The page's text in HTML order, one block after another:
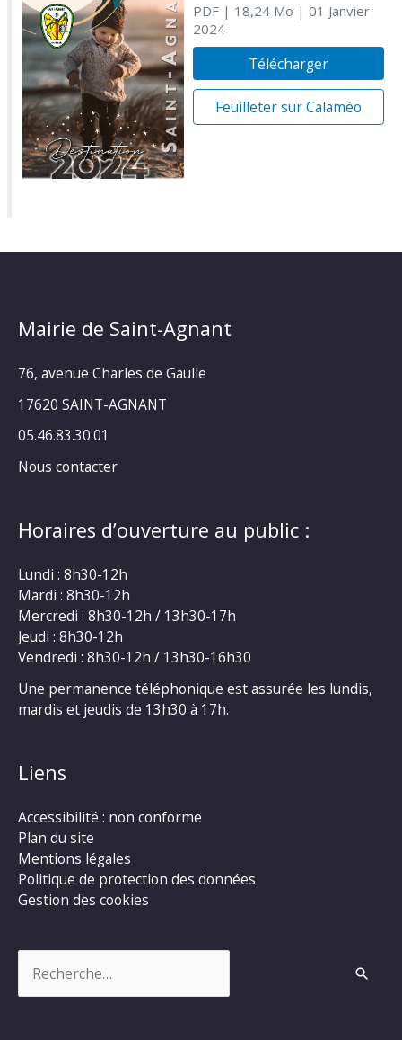
PDF| 18,24 Mo | 01 Janvier
2024
Télécharger
Feuilleter sur Calaméo
Mairie de Saint-Agnant
76, avenue Charles de Gaulle
17620 SAINT-AGNANT
05.46.83.30.01
Nous contacter
Horaires d’ouverture au public :
Lundi : 8h30-12h
Mardi : 8h30-12h
Mercredi : 8h30-12h / 13h30-17h
Jeudi : 8h30-12h
Vendredi : 8h30-12h / 13h30-16h30
Une permanence téléphonique est assurée les lundis,
mardis et jeudis de 13h30 à 17h.
Liens
Accessibilité : non conforme
Plan du site
Mentions légales
Politique de protection des données
Gestion des cookies